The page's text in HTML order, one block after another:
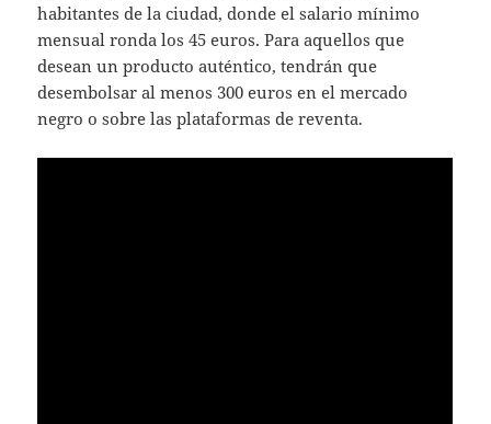
habitantes de la ciudad, donde el salario mínimo
mensual ronda los 45 euros. Para aquellos que
desean un producto auténtico, tendrán que
desembolsar al menos 300 euros en el mercado
negro o sobre las plataformas de reventa.